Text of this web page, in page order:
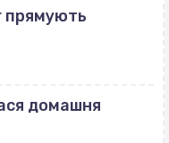
прямують
домашня